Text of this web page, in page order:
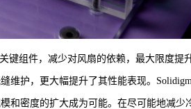
键组件，减少对风扇的依赖，最大限度提
护，更大幅提升了其性能表现。
和密度的扩大成为可能。在尽可能地减少